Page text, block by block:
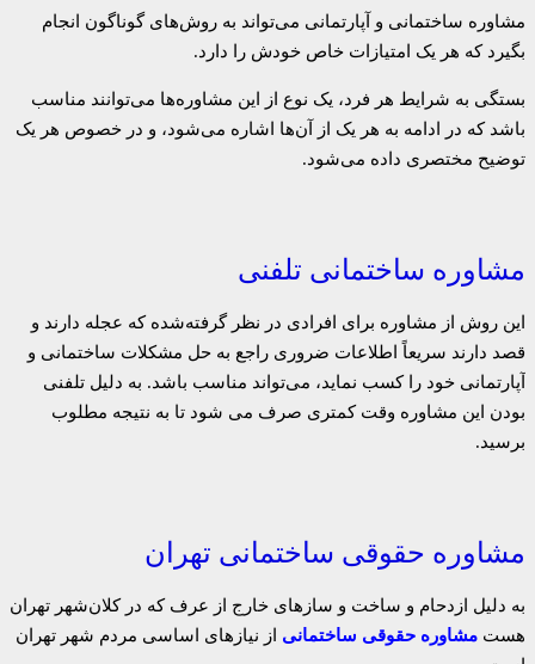
مشاوره ساختمانی و آپارتمانی می‌تواند به روش‌های گوناگون انجام
بگیرد که هر یک امتیازات خاص خودش را دارد.
بستگی به شرایط هر فرد، یک نوع از این مشاوره‌ها می‌توانند مناسب
باشد که در ادامه به هر یک از آن‌ها اشاره می‌شود، و در خصوص هر یک
توضیح مختصری داده می‌شود.
مشاوره ساختمانی تلفنی
این روش از مشاوره برای افرادی در نظر گرفته‌شده که عجله دارند و
قصد دارند سریعاً اطلاعات ضروری راجع به حل مشکلات ساختمانی و
آپارتمانی خود را‌ کسب نماید، می‌تواند مناسب باشد. به دلیل تلفنی
بودن این مشاوره وقت کمتری صرف می شود تا به نتیجه مطلوب
برسید.
مشاوره حقوقی ساختمانی تهران
به دلیل ازدحام و ساخت و سازهای خارج از عرف که در کلان‌شهر تهران
هست مشاوره حقوقی ساختمانی از نیازهای اساسی مردم شهر تهران